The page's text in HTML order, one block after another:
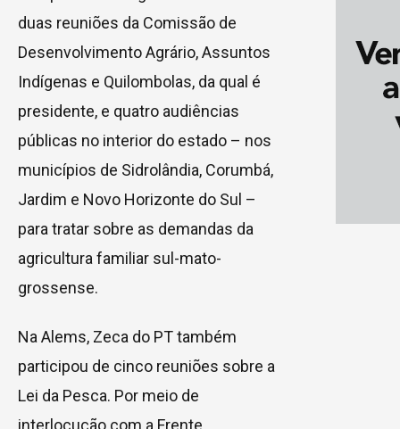
duas reuniões da Comissão de
Desenvolvimento Agrário, Assuntos
Indígenas e Quilombolas, da qual é
presidente, e quatro audiências
públicas no interior do estado – nos
municípios de Sidrolândia, Corumbá,
Jardim e Novo Horizonte do Sul –
para tratar sobre as demandas da
agricultura familiar sul-mato-
grossense.
Na Alems, Zeca do PT também
participou de cinco reuniões sobre a
Lei da Pesca. Por meio de
interlocução com a Frente